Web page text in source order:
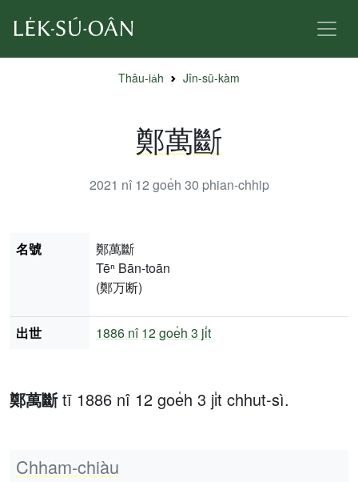
Thâu-ia̍h Jîn-sū-kàm
鄭萬斷
2021 nî 12 goe̍h 30 phian-chhip
鄭萬斷tī 1886 nî 12 goe̍h 3 ji̍t chhut-sì.
Chham-chiàu
名號
鄭萬斷
Tēⁿ Bān-toān
(鄭万断)
出世 1886 nî 12 goe̍h 3 ji̍t